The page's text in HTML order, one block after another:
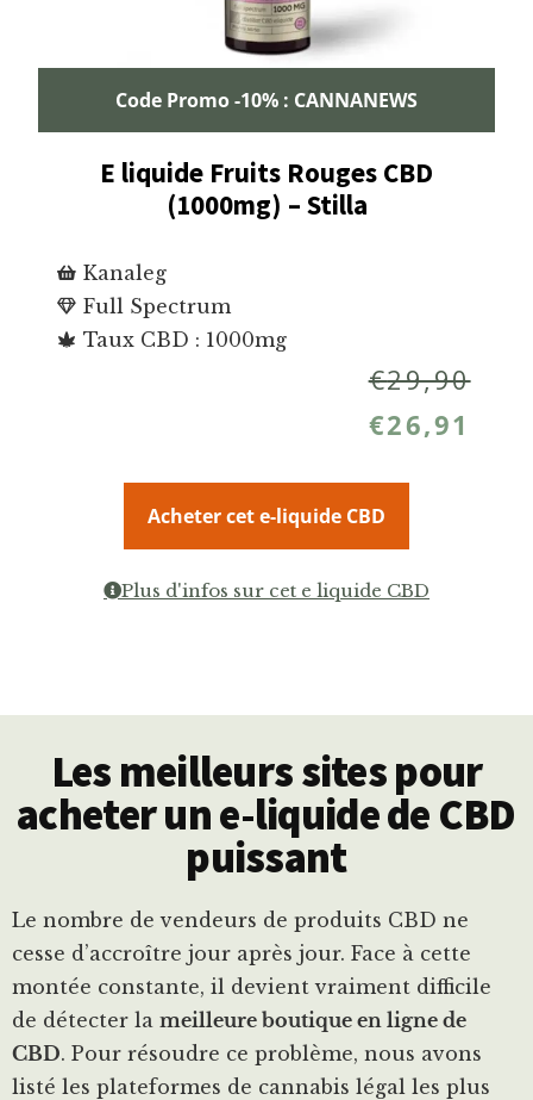
Code Promo -10% : CANNANEWS
E liquide Fruits Rouges CBD
(1000mg) – Stilla
Kanaleg
Full Spectrum
Taux CBD : 1000mg
€29,90
€26,91
Acheter cet e-liquide CBD
Plus d'infos sur cet e liquide CBD
Les meilleurs sites pour
acheter un e-liquide de CBD
puissant
Le nombre de vendeurs de produits CBD ne
cesse d’accroître jour après jour. Face à cette
montée constante, il devient vraiment difficile
de détecter la meilleure boutique en ligne de
CBD. Pour résoudre ce problème, nous avons
listé les plateformes de cannabis légal les plus